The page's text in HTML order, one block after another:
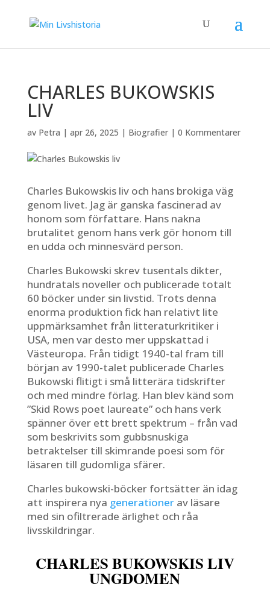
CHARLES BUKOWSKIS
LIV
av Petra | apr 26, 2025 | Biografier| 0 Kommentarer
Charles Bukowskis liv och hans brokiga väg
genom livet. Jag är ganska fascinerad av
honom som författare. Hans nakna
brutalitet genom hans verk gör honom till
en udda och minnesvärd person.
Charles Bukowski skrev tusentals dikter,
hundratals noveller och publicerade totalt
60 böcker under sin livstid. Trots denna
enorma produktion fick han relativt lite
uppmärksamhet från litteraturkritiker i
USA, men var desto mer uppskattad i
Västeuropa. Från tidigt 1940-tal fram till
början av 1990-talet publicerade Charles
Bukowski flitigt i små litterära tidskrifter
och med mindre förlag. Han blev känd som
”Skid Rows poet laureate” och hans verk
spänner över ett brett spektrum – från vad
som beskrivits som gubbsnuskiga
betraktelser till skimrande poesi som för
läsaren till gudomliga sfärer.
Charles bukowski-böcker fortsätter än idag
att inspirera nya generationerav läsare
med sin ofiltrerade ärlighet och råa
livsskildringar.
CHARLES BUKOWSKIS LIV
UNGDOMEN